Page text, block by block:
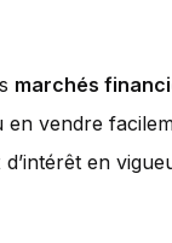
marchés
vendre
en